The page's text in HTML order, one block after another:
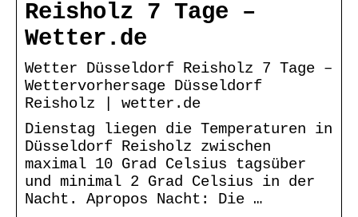
Reisholz 7 Tage –
Wetter.de
Wetter Düsseldorf Reisholz 7 Tage –
Wettervorhersage Düsseldorf
Reisholz | wetter.de
Dienstag liegen die Temperaturen in
Düsseldorf Reisholz zwischen
maximal 10 Grad Celsius tagsüber
und minimal 2 Grad Celsius in der
Nacht. Apropos Nacht: Die …